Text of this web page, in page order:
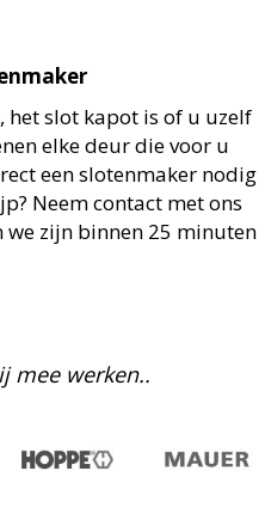
slot kapot is of u uzelf
elke deur die voor u
een slotenmaker nodig
Neem contact met ons
we zijn binnen 25 minuten
mee werken..